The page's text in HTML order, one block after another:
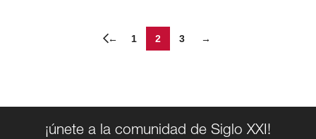
← 1 2 3 →
¡únete a la comunidad de Siglo XXI!